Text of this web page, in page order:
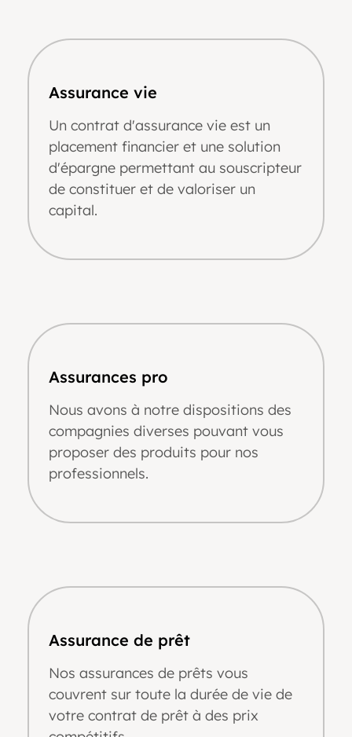
Assurance vie
Un contrat d'assurance vie est un
placement financier et une solution
d'épargne permettant au souscripteur
de constituer et de valoriser un
capital.
Assurances pro
Nous avons à notre dispositions des
compagnies diverses pouvant vous
proposer des produits pour nos
professionnels.
Assurance de prêt
Nos assurances de prêts vous
couvrent sur toute la durée de vie de
votre contrat de prêt à des prix